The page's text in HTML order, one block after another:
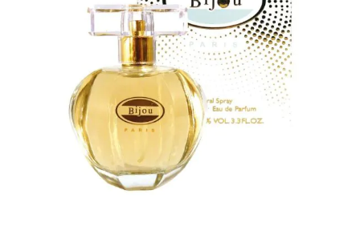
изображенията